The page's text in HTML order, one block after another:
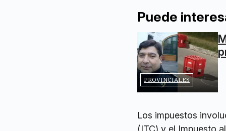
Puede
PROVINCIALES
Los impuestos
(ITC) y el Impuesto